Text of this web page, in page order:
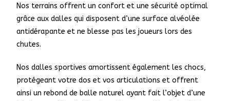
Nos terrains offrent un confort et une sécurité optimal
grâce aux dalles qui disposent d’une surface alvéolée
antidérapante et ne blesse pas les joueurs lors des
chutes.
Nos dalles sportives amortissent également les chocs,
protégeant votre dos et vos articulations et offrent
ainsi un rebond de balle naturel ayant fait l’objet d’une